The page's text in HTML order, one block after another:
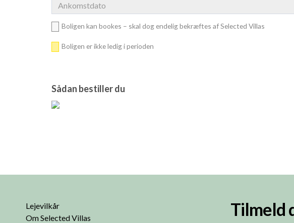
Boligen kan bookes – skal dog endelig bekræftes af Selected Villas
Boligen er ikke ledig i perioden
Sådan bestiller du
Lejevilkår
Om Selected Villas
Tilmeld